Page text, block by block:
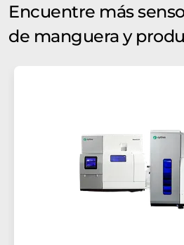
Encuentre más
de manguera y